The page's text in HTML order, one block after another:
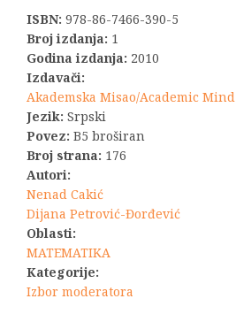
cena
je
bila:
990,00 RSD.
ISBN: 978-86-7466-390-5
Broj izdanja: 1
Godina izdanja: 2010
Izdavači:
Akademska Misao/Academic Mind
Jezik: Srpski
Povez: B5 broširan
Broj strana: 176
Autori:
Nenad Cakić
Dijana Petrović-Đorđević
Oblasti:
MATEMATIKA
Kategorije:
Izbor moderatora